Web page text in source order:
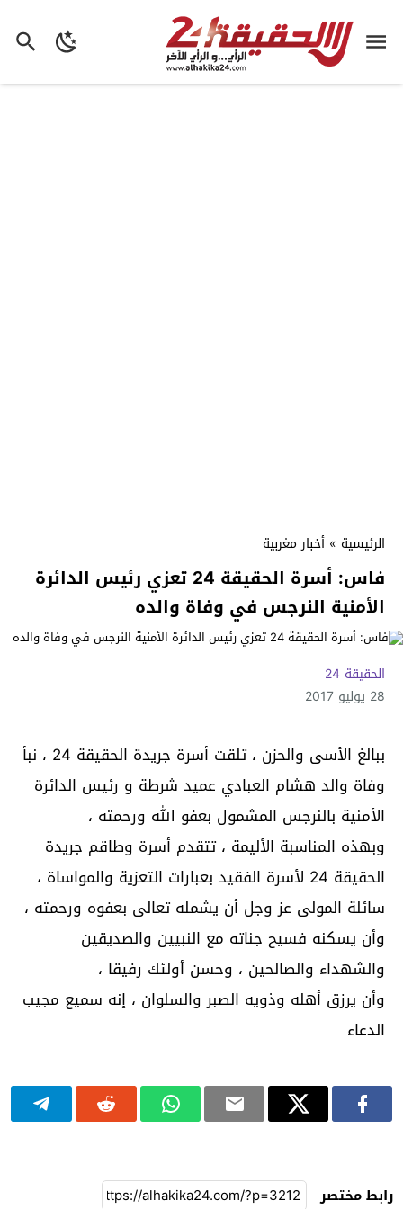
الرئيسية » أخبار مغربية
فاس: أسرة الحقيقة 24 تعزي رئيس الدائرة
الأمنية النرجس في وفاة والده
الحقيقة 24
28 يوليو 2017
ببالغ الأسى والحزن ، تلقت أسرة جريدة الحقيقة 24 ، نبأ
وفاة والد هشام العبادي عميد شرطة و رئيس الدائرة
الأمنية بالنرجس المشمول بعفو الله ورحمته ،
وبهذه المناسبة الأليمة ، تتقدم أسرة وطاقم جريدة
الحقيقة 24 لأسرة الفقيد بعبارات التعزية والمواساة ،
سائلة المولى عز وجل أن يشمله تعالى بعفوه ورحمته ،
وأن يسكنه فسيح جناته مع النبيين والصديقين
والشهداء والصالحين ، وحسن أولئك رفيقا ،
وأن يرزق أهله وذويه الصبر والسلوان ، إنه سميع مجيب
الدعاء
رابط مختصر